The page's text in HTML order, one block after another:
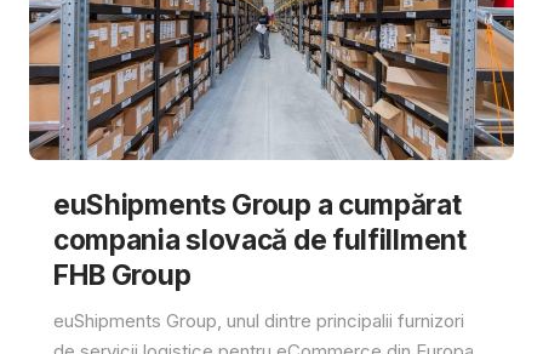
euShipments Group a cumpărat
compania slovacă de fulfillment
FHB Group
euShipments Group, unul dintre principalii furnizori